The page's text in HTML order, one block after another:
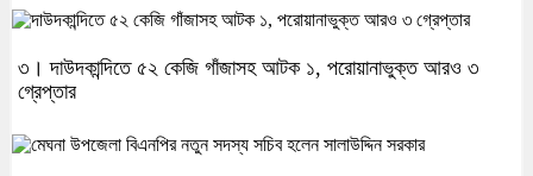
৩। দাউদকান্দিতে ৫২ কেজি গাঁজাসহ আটক ১, পরোয়ানাভুক্ত আরও ৩
গ্রেপ্তার